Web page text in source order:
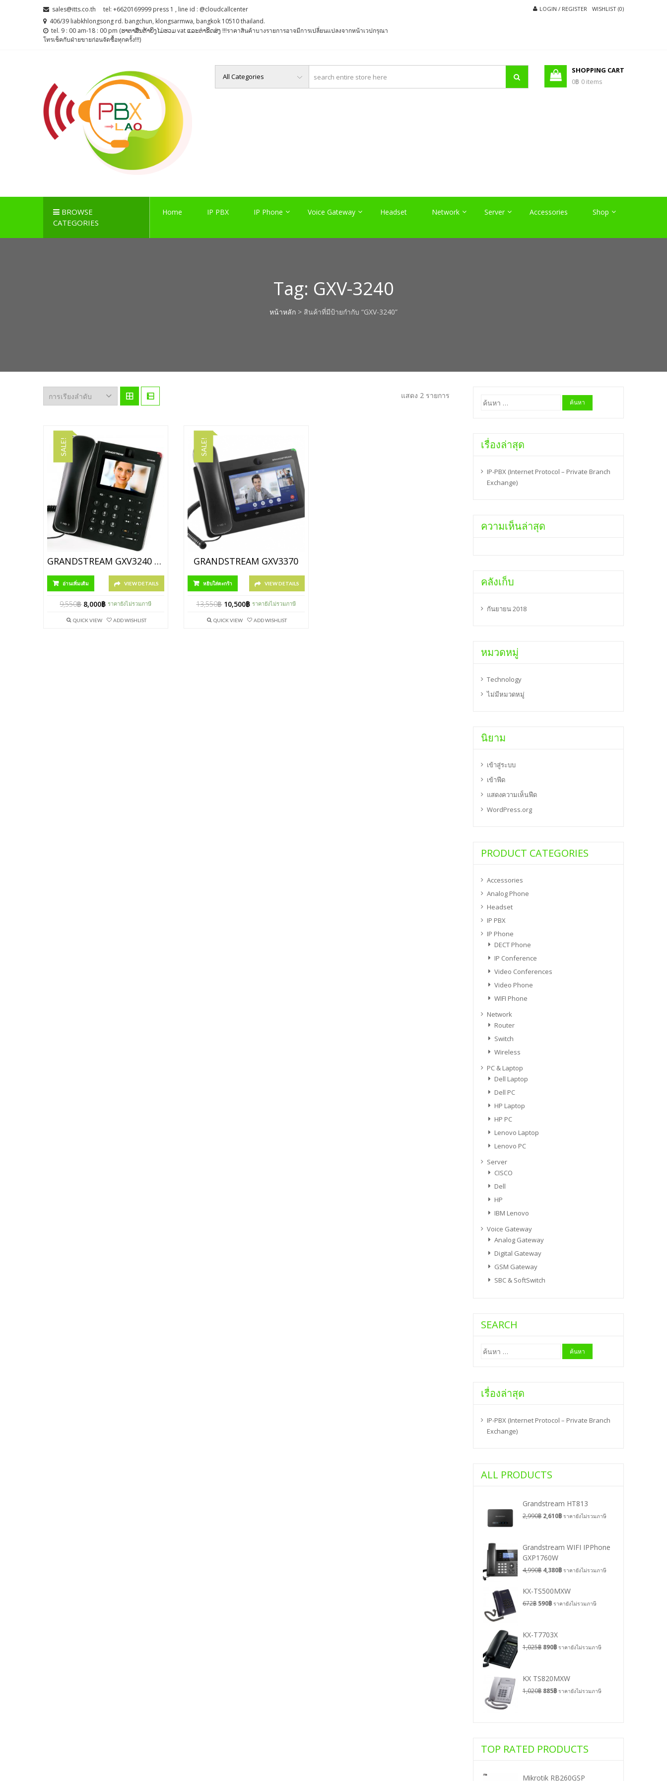
sales@itts.co.th
tel: +6620169999 press 1 , line id : @cloudcallcenter
406/39 liabkhlongsong rd. bangchun, klongsarmwa, bangkok 10510 thailand.
tel. 9 : 00 am-18 : 00 pm (ຮາຕາສຶນຕ້າຍິງໄມ່ຮວມ vat ແລະຕ່າຂິດສ່ງ !!!ราคาสินค้าบางรายการอาจมีการเปลี่ยนแปลงจากหน้าเวปกรุณา
โทรเช็คกับฝ่ายขายก่อนจัดซื้อทุกครั้ง!!!)
LOGIN / REGISTER WISHLIST (0)
SHOPPING CART
0฿ 0 items
BROWSE
CATEGORIES
Home IP PBX IP Phone Voice Gateway Headset Network Server Accessories Shop
Tag: GXV-3240
หน้าหลัก > สินค้าที่มีป้ายกำกับ “GXV-3240”
แสดง 2 รายการ
SALE!
GRANDSTREAM GXV3240 สินค้ายกเลิกการผลิต
อ่านเพิ่มเติม VIEW DETAILS
9,550฿ 8,000฿ ราคายังไม่รวมภาษี
QUICK VIEW ADD WISHLIST
SALE!
GRANDSTREAM GXV3370
หยิบใส่ตะกร้า VIEW DETAILS
13,550฿ 10,500฿ ราคายังไม่รวมภาษี
QUICK VIEW ADD WISHLIST
ค้นหา
สำหรับ:
เรื่องล่าสุด
IP-PBX (Internet Protocol – Private Branch
Exchange)
ความเห็นล่าสุด
คลังเก็บ
กันยายน 2018
หมวดหมู่
Technology
ไม่มีหมวดหมู่
นิยาม
เข้าสู่ระบบ
เข้าฟีด
แสดงความเห็นฟีด
WordPress.org
PRODUCT CATEGORIES
Accessories
Analog Phone
Headset
IP PBX
IP Phone
DECT Phone
IP Conference
Video Conferences
Video Phone
WIFI Phone
Network
Router
Switch
Wireless
PC & Laptop
Dell Laptop
Dell PC
HP Laptop
HP PC
Lenovo Laptop
Lenovo PC
Server
CISCO
Dell
HP
IBM Lenovo
Voice Gateway
Analog Gateway
Digital Gateway
GSM Gateway
SBC & SoftSwitch
SEARCH
ค้นหา
สำหรับ:
เรื่องล่าสุด
IP-PBX (Internet Protocol – Private Branch
Exchange)
ALL PRODUCTS
Grandstream HT813
2,990฿ 2,610฿ ราคายังไม่รวมภาษี
Grandstream WIFI IPPhone
GXP1760W
4,990฿ 4,380฿ ราคายังไม่รวมภาษี
KX-TS500MXW
672฿ 590฿ ราคายังไม่รวมภาษี
KX-T7703X
1,025฿ 890฿ ราคายังไม่รวมภาษี
KX TS820MXW
1,020฿ 885฿ ราคายังไม่รวมภาษี
TOP RATED PRODUCTS
Mikrotik RB260GSP